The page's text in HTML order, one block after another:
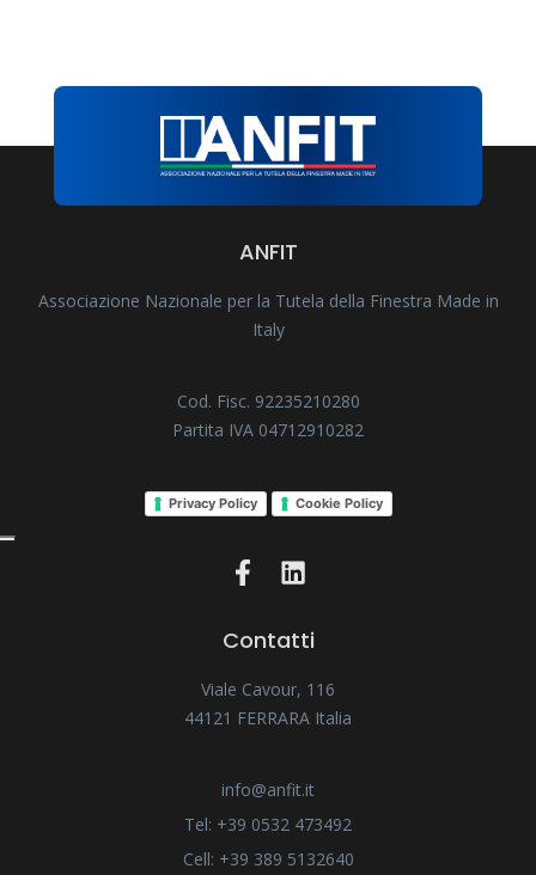
ANFIT
Associazione Nazionale per la Tutela della Finestra Made in
Italy
Cod. Fisc. 92235210280
Partita IVA 04712910282
Privacy Policy Cookie Policy
Contatti
Viale Cavour, 116
44121 FERRARA Italia
info@anfit.it
Tel: +39 0532 473492
Cell: +39 389 5132640